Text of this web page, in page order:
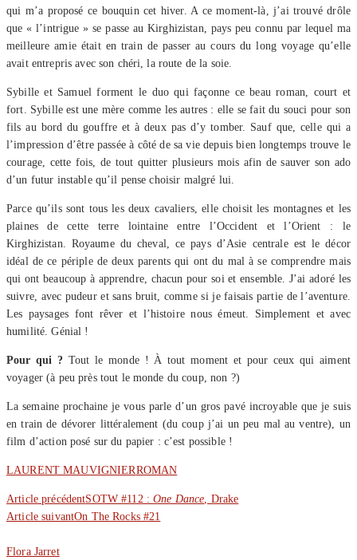
qui m’a proposé ce bouquin cet hiver. A ce moment-là, j’ai trouvé drôle
que « l’intrigue » se passe au Kirghizistan, pays peu connu par lequel ma
meilleure amie était en train de passer au cours du long voyage qu’elle
avait entrepris avec son chéri, la route de la soie.
Sybille et Samuel forment le duo qui façonne ce beau roman, court et
fort. Sybille est une mère comme les autres : elle se fait du souci pour son
fils au bord du gouffre et à deux pas d’y tomber. Sauf que, celle qui a
l’impression d’être passée à côté de sa vie depuis bien longtemps trouve le
courage, cette fois, de tout quitter plusieurs mois afin de sauver son ado
d’un futur instable qu’il pense choisir malgré lui.
Parce qu’ils sont tous les deux cavaliers, elle choisit les montagnes et les
plaines de cette terre lointaine entre l’Occident et l’Orient : le
Kirghizistan. Royaume du cheval, ce pays d’Asie centrale est le décor
idéal de ce périple de deux parents qui ont du mal à se comprendre mais
qui ont beaucoup à apprendre, chacun pour soi et ensemble. J’ai adoré les
suivre, avec pudeur et sans bruit, comme si je faisais partie de l’aventure.
Les paysages font rêver et l’histoire nous émeut. Simplement et avec
humilité. Génial !
Pour qui ? Tout le monde ! À tout moment et pour ceux qui aiment
voyager (à peu près tout le monde du coup, non ?)
La semaine prochaine je vous parle d’un gros pavé incroyable que je suis
en train de dévorer littéralement (du coup j’ai un peu mal au ventre), un
film d’action posé sur du papier : c’est possible !
LAURENT MAUVIGNIERROMAN
Article précédentSOTW #112 :One Dance , Drake
Article suivantOn The Rocks #21
Flora Jarret